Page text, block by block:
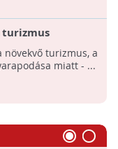
turizmus
turizmus, a
miatt - ...